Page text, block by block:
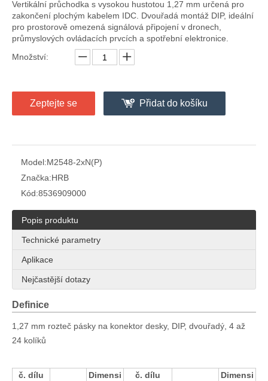
Vertikální průchodka s vysokou hustotou 1,27 mm určená pro
zakončení plochým kabelem IDC. Dvouřadá montáž DIP, ideální
pro prostorově omezená signálová připojení v dronech,
průmyslových ovládacích prvcích a spotřební elektronice.
Množství:
Zeptejte se Přidat do košíku
Model:M2548-2xN(P)
Značka:HRB
Kód:8536909000
Popis produktu
Technické parametry
Aplikace
Nejčastější dotazy
Definice
1,27 mm rozteč pásky na konektor desky, DIP, dvouřadý, 4 až
24 kolíků
č. dílu
Dimensi
č. dílu
Dimensi